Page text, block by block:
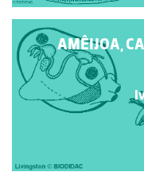
AMÊIJOA,